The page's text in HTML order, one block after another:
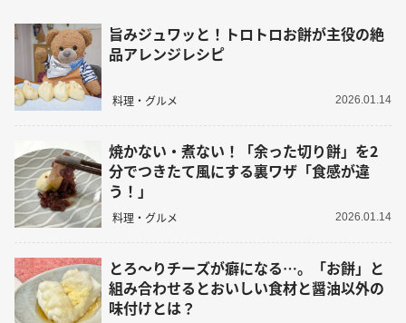
旨みジュワッと！トロトロお餅が主役の絶
品アレンジレシピ
料理・グルメ 2026.01.14
焼かない・煮ない！「余った切り餅」を2
分でつきたて風にする裏ワザ「食感が違
う！」
料理・グルメ 2026.01.14
とろ～りチーズが癖になる…。「お餅」と
組み合わせるとおいしい食材と醤油以外の
味付けとは？